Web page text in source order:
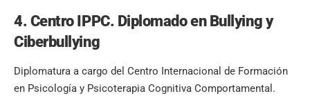
4. Centro IPPC. Diplomado en Bullying y
Ciberbullying
Diplomatura a cargo del Centro Internacional de Formación
en Psicología y Psicoterapia Cognitiva Comportamental.